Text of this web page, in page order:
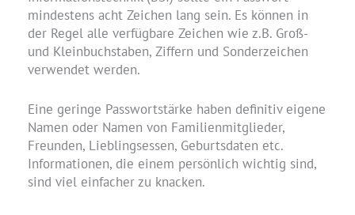
mindestens acht Zeichen lang sein. Es können in
der Regel alle verfügbare Zeichen wie z.B. Groß-
und Kleinbuchstaben, Ziffern und Sonderzeichen
verwendet werden.
Eine geringe Passwortstärke haben definitiv eigene
Namen oder Namen von Familienmitglieder,
Freunden, Lieblingsessen, Geburtsdaten etc.
Informationen, die einem persönlich wichtig sind,
sind viel einfacher zu knacken.